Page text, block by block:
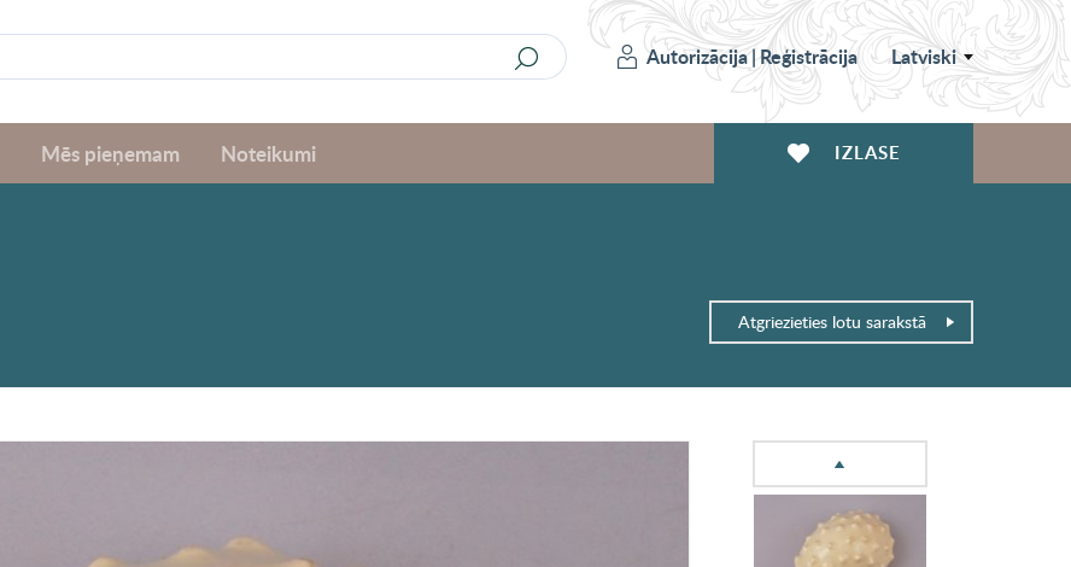
Autorizācija|Reģistrācija Latviski
Mēs pieņemam Noteikumi IZLASE
Atgriezieties lotu sarakstā